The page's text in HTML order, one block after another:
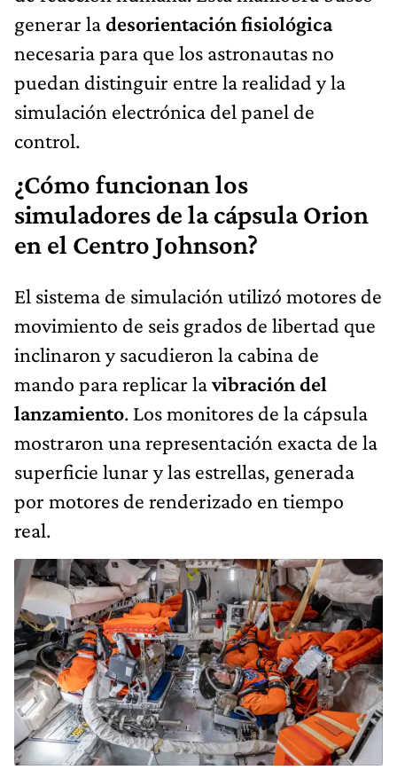
generar ladesorientación fisiológica
necesaria para que los astronautas no
puedan distinguir entre la realidad y la
simulación electrónica del panel de
control.
¿Cómo funcionan los
simuladores de la cápsula Orion
en el Centro Johnson?
El sistema de simulación utilizó motores de
movimiento de seis grados de libertad que
inclinaron y sacudieron la cabina de
mando para replicar lavibración del
lanzamiento. Los monitores de la cápsula
mostraron una representación exacta de la
superficie lunar y las estrellas, generada
por motores de renderizado en tiempo
real.